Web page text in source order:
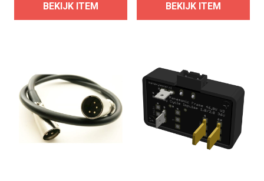
BEKIJK ITEM BEKIJK ITEM